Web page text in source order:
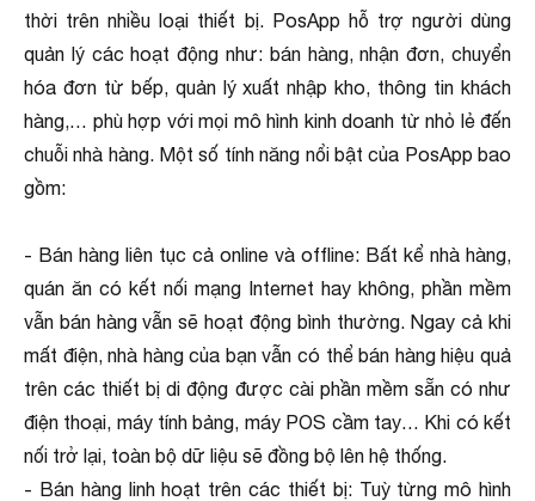
thời trên nhiều loại thiết bị. PosApp hỗ trợ người dùng
quản lý các hoạt động như: bán hàng, nhận đơn, chuyển
hóa đơn từ bếp, quản lý xuất nhập kho, thông tin khách
hàng,… phù hợp với mọi mô hình kinh doanh từ nhỏ lẻ đến
chuỗi nhà hàng. Một số tính năng nổi bật của PosApp bao
gồm:
- Bán hàng liên tục cả online và offline: Bất kể nhà hàng,
quán ăn có kết nối mạng Internet hay không, phần mềm
vẫn bán hàng vẫn sẽ hoạt động bình thường. Ngay cả khi
mất điện, nhà hàng của bạn vẫn có thể bán hàng hiệu quả
trên các thiết bị di động được cài phần mềm sẵn có như
điện thoại, máy tính bảng, máy POS cầm tay… Khi có kết
nối trở lại, toàn bộ dữ liệu sẽ đồng bộ lên hệ thống.
- Bán hàng linh hoạt trên các thiết bị: Tuỳ từng mô hình